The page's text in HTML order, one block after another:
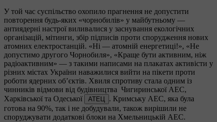
У той час суспільство охопило прагнення не допустити
повторення будь-яких «чорнобилів» у майбутньому —
антиядерні настрої виливалися у заснування екологічних
організацій, мітинги, збір підписів проти спорудження нових
атомних електростанцій. «Ні — атомній енергетиці!», «Не
допустимо другого Чорнобиля», «Краще бути активним, ніж
радіоактивним» — з такими написами на плакатах активісти у
різних містах України наважилися вийти на пікети проти
роботи ядерних об’єктів. Хвиля спротиву стала одним із
чинників відмови від будівництва Чигиринської АЕС,
Харківської та Одеської
АТЕЦ . Кримську АЕС, яка була
готова на 90%, так і не добудували, також вирішили не
споруджувати додаткові блоки на Хмельницькій АЕС.